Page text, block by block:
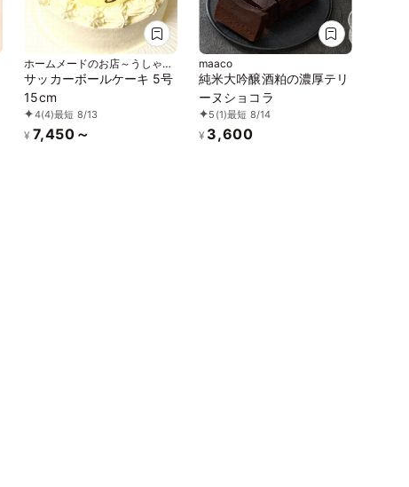
ホームメードのお店～うしゃぎ
さん～
サッカーボールケーキ 5号
15cm
4(4)最短 8/13
¥ 7,450～
maaco
純米大吟醸酒粕の濃厚テリ
ーヌショコラ
5 (1)最短 8/14
¥ 3,600